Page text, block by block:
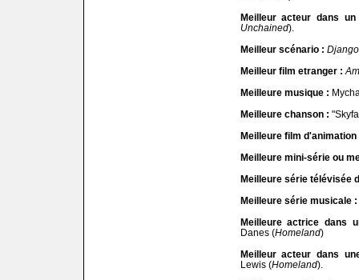
Meilleur acteur dans
Unchained).
Meilleur scénario :
Meilleur film etranger :
Meilleure musique :
Meilleure chanson :
Meilleure film d'animation
Meilleure mini-série ou
Meilleure série télévisée
Meilleure série musicale :
Meilleure actrice dans
Danes (Homeland)
Meilleur acteur dans
Lewis (Homeland).